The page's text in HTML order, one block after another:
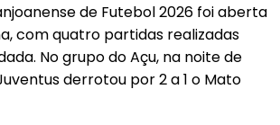
de Futebol 2026 foi aberta
com quatro partidas realizadas
No grupo do Açu, na noite de
derrotou por 2 a 1 o Mato